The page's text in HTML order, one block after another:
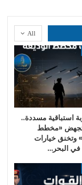
All
استباقية مسددة..
تجهض «مخطط
وتخنق خيارات
في البحر…